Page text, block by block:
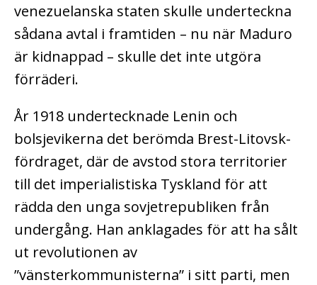
venezuelanska staten skulle underteckna
sådana avtal i framtiden – nu när Maduro
är kidnappad – skulle det inte utgöra
förräderi.
År 1918 undertecknade Lenin och
bolsjevikerna det berömda Brest-Litovsk-
fördraget, där de avstod stora territorier
till det imperialistiska Tyskland för att
rädda den unga sovjetrepubliken från
undergång. Han anklagades för att ha sålt
ut revolutionen av
”vänsterkommunisterna” i sitt parti, men